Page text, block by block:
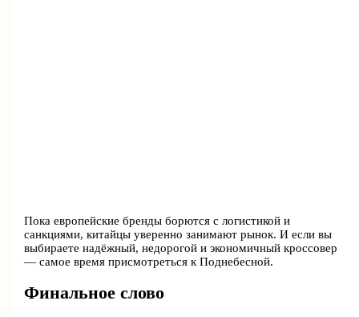
Пока европейские бренды борются с логистикой и
санкциями, китайцы уверенно занимают рынок. И если вы
выбираете надёжный, недорогой и экономичный кроссовер
— самое время присмотреться к Поднебесной.
Финальное слово